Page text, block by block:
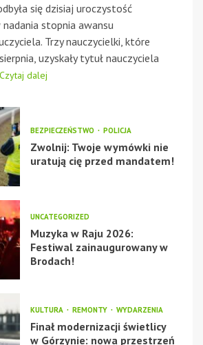
się dzisiaj uroczystość
stopnia awansu
Trzy nauczycielki, które
uzyskały tytuł nauczyciela
Czytaj dalej
BEZPIECZEŃSTWO POLICJA
Zwolnij: Twoje wymówki nie
uratują cię przed mandatem!
UNCATEGORIZED
Muzyka w Raju 2026:
Festiwal zainaugurowany w
Brodach!
KULTURA REMONTY WYDARZENIA
Finał modernizacji świetlicy
w Górzynie: nowa przestrzeń